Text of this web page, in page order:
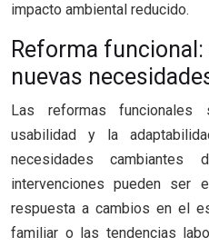
impacto ambiental reducido.
Reforma
nuevas
Las reformas
usabilidad y la
necesidades cambiantes
intervenciones pueden ser
respuesta a cambios en el
familiar o las tendencias